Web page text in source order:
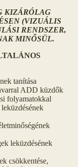
KIZÁRÓLAG
(VIZUÁLIS
RENDSZER,
MINŐSÜL.
tanítása
ADD küzdők
folyamatokkal
leküzdésének
csökkentése,